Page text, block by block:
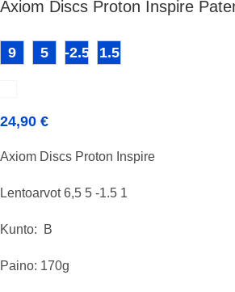
Axiom Discs Proton Inspire
9 5 -2.5 1.5
24,90 €
Axiom Discs Proton Inspire
Lentoarvot 6,5 5 -1.5 1
Kunto: B
Paino: 170g